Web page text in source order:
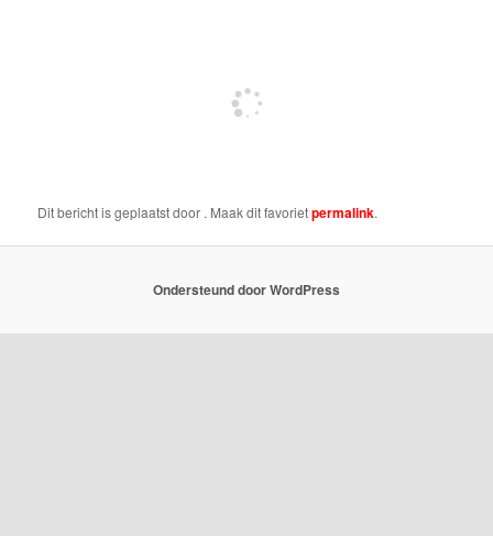
Dit bericht is geplaatst door . Maak dit favorietpermalink.
Ondersteund door WordPress